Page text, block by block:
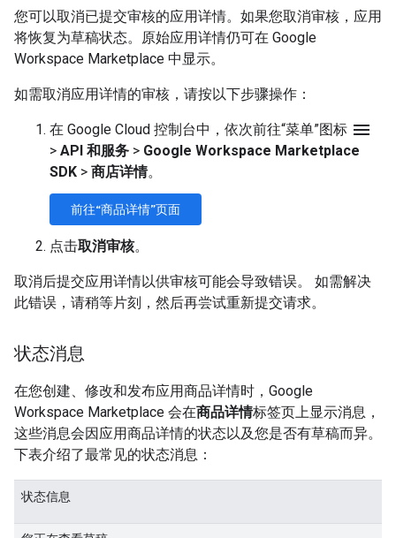
您可以取消已提交审核的应用详情。如果您取消审核，应用
将恢复为草稿状态。原始应用详情仍可在 Google
Workspace Marketplace 中显示。
如需取消应用详情的审核，请按以下步骤操作：
在 Google Cloud 控制台中，依次前往“菜单”图标 menu
> API 和服务 > Google Workspace Marketplace
SDK > 商店详情。
前往“商品详情”页面
点击取消审核。
取消后提交应用详情以供审核可能会导致错误。 如需解决
此错误，请稍等片刻，然后再尝试重新提交请求。
状态消息
在您创建、修改和发布应用商品详情时，Google
Workspace Marketplace 会在商品详情标签页上显示消息，
这些消息会因应用商品详情的状态以及您是否有草稿而异。
下表介绍了最常见的状态消息：
状态信息